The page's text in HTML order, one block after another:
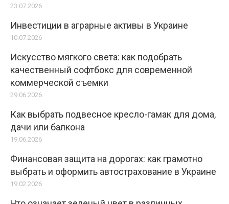
23.07.2026
Инвестиции в аграрные активы в Украине
10.07.2026
Искусство мягкого света: как подобрать
качественный софтбокс для современной
коммерческой съемки
29.06.2026
Как выбрать подвесное кресло-гамак для дома,
дачи или балкона
19.06.2026
Финансовая защита на дорогах: как грамотно
выбрать и оформить автострахование в Украине
19.02.2026